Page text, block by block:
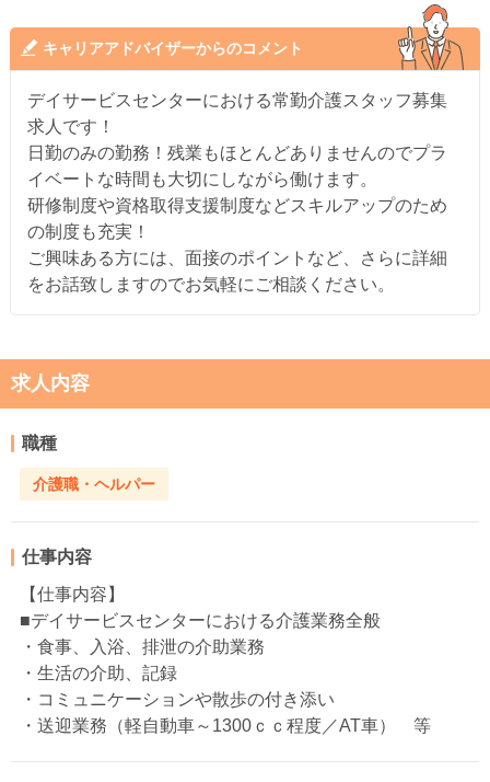
キャリアアドバイザーからのコメント
デイサービスセンターにおける常勤介護スタッフ募集
求人です！
日勤のみの勤務！残業もほとんどありませんのでプラ
イベートな時間も大切にしながら働けます。
研修制度や資格取得支援制度などスキルアップのため
の制度も充実！
ご興味ある方には、面接のポイントなど、さらに詳細
をお話致しますのでお気軽にご相談ください。
求人内容
職種
介護職・ヘルパー
仕事内容
【仕事内容】
■デイサービスセンターにおける介護業務全般
・食事、入浴、排泄の介助業務
・生活の介助、記録
・コミュニケーションや散歩の付き添い
・送迎業務（軽自動車～1300ｃｃ程度／AT車） 等